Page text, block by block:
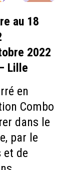
au 18
2022
Lille
en
Combo
dans le
par le
et de